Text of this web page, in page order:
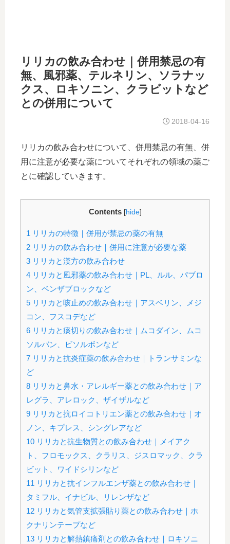
リリカの飲み合わせ｜併用禁忌の有
無、風邪薬、テルネリン、ソラナッ
クス、ロキソニン、クラビットなど
との併用について
2018-04-16
リリカの飲み合わせについて、併用禁忌の有無、併
用に注意が必要な薬についてそれぞれの領域の薬ご
とに確認していきます。
Contents [hide]
1 リリカの特徴｜併用が禁忌の薬の有無
2 リリカの飲み合わせ｜併用に注意が必要な薬
3 リリカと漢方の飲み合わせ
4 リリカと風邪薬の飲み合わせ｜PL、ルル、パブロ
ン、ベンザブロックなど
5 リリカと咳止めの飲み合わせ｜アスベリン、メジ
コン、フスコデなど
6 リリカと痰切りの飲み合わせ｜ムコダイン、ムコ
ソルバン、ビソルボンなど
7 リリカと抗炎症薬の飲み合わせ｜トランサミンな
ど
8 リリカと鼻水・アレルギー薬との飲み合わせ｜ア
レグラ、アレロック、ザイザルなど
9 リリカと抗ロイコトリエン薬との飲み合わせ｜オ
ノン、キプレス、シングレアなど
10 リリカと抗生物質との飲み合わせ｜メイアク
ト、フロモックス、クラリス、ジスロマック、クラ
ビット、ワイドシリンなど
11 リリカと抗インフルエンザ薬との飲み合わせ｜
タミフル、イナビル、リレンザなど
12 リリカと気管支拡張貼り薬との飲み合わせ｜ホ
クナリンテープなど
13 リリカと解熱鎮痛剤との飲み合わせ｜ロキソニ